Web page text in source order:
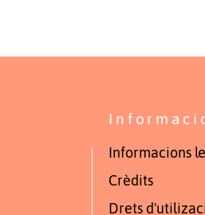
Informacions
Crèdits
Drets